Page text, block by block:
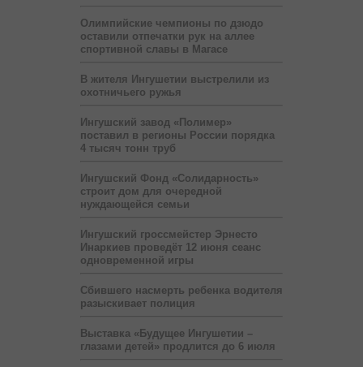
Олимпийские чемпионы по дзюдо
оставили отпечатки рук на аллее
спортивной славы в Магасе
В жителя Ингушетии выстрелили из
охотничьего ружья
Ингушский завод «Полимер»
поставил в регионы России порядка
4 тысяч тонн труб
Ингушский Фонд «Солидарность»
строит дом для очередной
нуждающейся семьи
Ингушский гроссмейстер Эрнесто
Инаркиев проведёт 12 июня сеанс
одновременной игры
Сбившего насмерть ребенка водителя
разыскивает полиция
Выставка «Будущее Ингушетии –
глазами детей» продлится до 6 июля